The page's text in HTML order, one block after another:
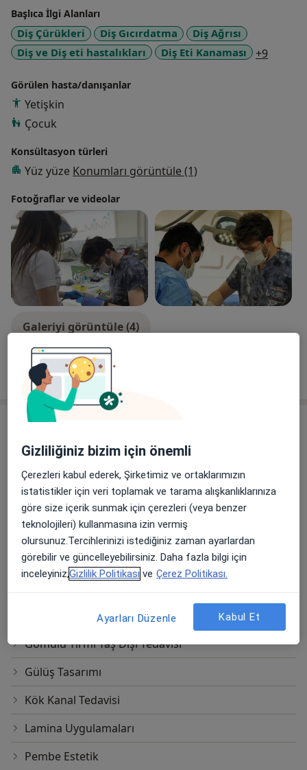
açmış bulunmaktayız.. İmplant cerrahisi
Estetik kaplamalar
Zirkonyum Veneerler öncelikle ilgi alanımız olup
kliniğimizde kanal tedavisi, Çocuk diş hekimliği, dolgu
Başlıca İlgi Alanları
Diş Çürükleri Diş Gıcırdatma
Diş Ağrısı
Diş ve Diş eti hastalıkları
Diş Eti Kanaması +9
Görülen hasta/danışanlar
Yetişkin
Çocuk
Konsültasyon türleri
Yüz yüze Konumları görüntüle (1)
Fotoğraflar ve videolar
Galeriyi görüntüle (4)
Tümünü göster
Hizmetler
Diğer Hizmetler
20'lik Diş Çekimi
Ağız Bakımı(Diş Ve Diş Eti Bakımı)
Cerrahi İmplant
Diş Beyazlatma
Gömülü Yirmi Yaş Dişi Tedavisi
Gülüş Tasarımı
Kök Kanal Tedavisi
Lamina Uygulamaları
Pembe Estetik
Gizliliğiniz bizim için önemli
Çerezleri kabul ederek, Şirketimiz ve ortaklarımızın
istatistikler için veri toplamak ve tarama alışkanlıklarınıza
göre size içerik sunmak için çerezleri (veya benzer
teknolojileri) kullanmasına izin vermiş
olursunuz.Tercihlerinizi istediğiniz zaman ayarlardan
görebilir ve güncelleyebilirsiniz. Daha fazla bilgi için
inceleyiniz,Gizlilik Politikası ve Çerez Politikası.
Ayarları Düzenle Kabul Et